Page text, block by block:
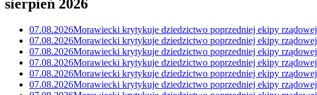
sierpień 2026
07.08.2026Morawiecki krytykuje dziedzictwo poprzedniej ekipy rządowej
07.08.2026Morawiecki krytykuje dziedzictwo poprzedniej ekipy rządowej
07.08.2026Morawiecki krytykuje dziedzictwo poprzedniej ekipy rządowej
07.08.2026Morawiecki krytykuje dziedzictwo poprzedniej ekipy rządowej
07.08.2026Morawiecki krytykuje dziedzictwo poprzedniej ekipy rządowej
07.08.2026Morawiecki krytykuje dziedzictwo poprzedniej ekipy rządowej